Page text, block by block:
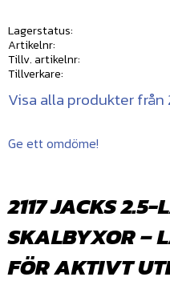
Lagerstatus
Artikelnr
Tillv. artikelnr
Tillverkare
Visa alla produkter från
Ge ett omdöme!
2117 JACKS 2.5-
SKALBYXOR –
FÖR AKTIVT